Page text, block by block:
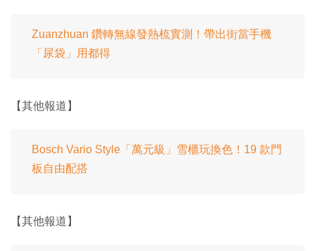
Zuanzhuan 鑽轉無線發熱梳實測！帶出街當手機
「尿袋」用都得
【其他報道】
Bosch Vario Style「萬元級」雪櫃玩換色！19 款門
板自由配搭
【其他報道】